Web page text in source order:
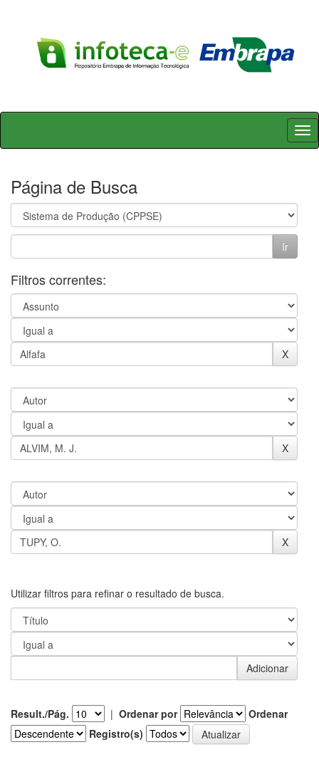
Skip
Página de Busca
Filtros correntes:
Utilizar filtros para refinar o resultado de busca.
Result./Pág. | Ordenar por
Ordenar
Registro(s)